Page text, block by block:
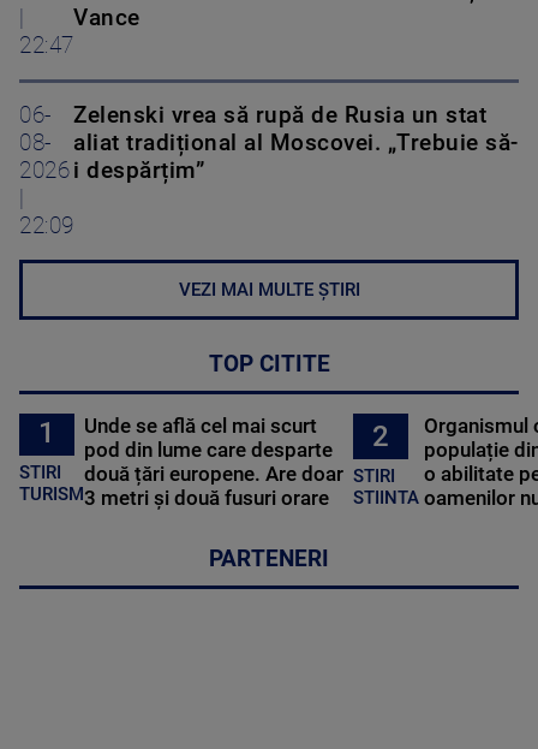
22:47
Vance
06-
08-
2026
22:09
Zelenski vrea să rupă de Rusia un stat
aliat tradițional al Moscovei. „Trebuie să-
i despărțim”
VEZI MAI MULTE ȘTIRI
TOP CITITE
1
STIRI
TURISM
Unde se află cel mai scurt
pod din lume care desparte
două țări europene. Are doar
3 metri și două fusuri orare
2
STIRI
STIINTA
Organismul
populație
o abilitate
oamenilor
PARTENERI